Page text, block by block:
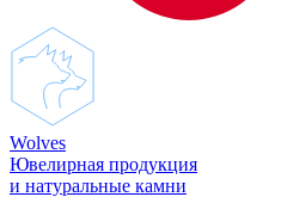
Wolves
Ювелирная продукция
и натуральные камни